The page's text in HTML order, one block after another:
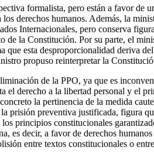
formalista, pero están a favor
derechos humanos. Además, la
Internacionales, pero conserva
la Constitución. Por su parte, el
que esta desproporcionalidad deriva
propuso reinterpretar la
de la PPO, ya que es
el derecho a la libertad personal y el
la pertinencia de la medida
prisión preventiva justificada, figura
principios constitucionales
es decir, a favor de derechos
entre textos constitucionales o